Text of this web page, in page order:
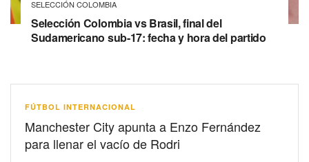
SELECCIÓN COLOMBIA
Selección Colombia vs Brasil, final del
Sudamericano sub-17: fecha y hora del partido
FÚTBOL INTERNACIONAL
Manchester City apunta a Enzo Fernández
para llenar el vacío de Rodri